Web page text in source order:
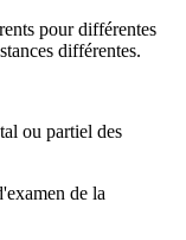
pour différentes
différentes.
ou partiel des
de la